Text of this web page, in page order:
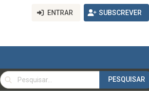
ENTRAR SUBSCREVER
PESQUISAR
PESQUISAR